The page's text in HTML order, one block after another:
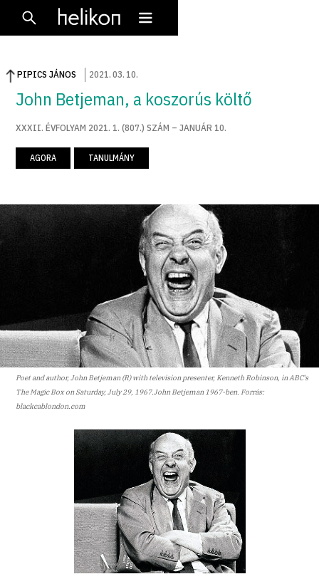
PIPICS JÁNOS 2021.03. 10.
John Betjeman, a koszorús költő
XXXII. ÉVFOLYAM 2021. 1. (807.) SZÁM – JANUÁR 10.
AGORA TANULMÁNY
Poet and author, John Betjeman (R) with television presenter, Kenneth Robinson, in ABC's
The Magic Box on Saturday, July 29, 1967.John Betjeman 1967-ben. Forrás:
blackcablondon.com